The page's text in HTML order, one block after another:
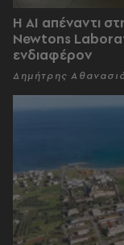
Η AI απέναντι
Newtons
ενδιαφέρον
Δημήτρης